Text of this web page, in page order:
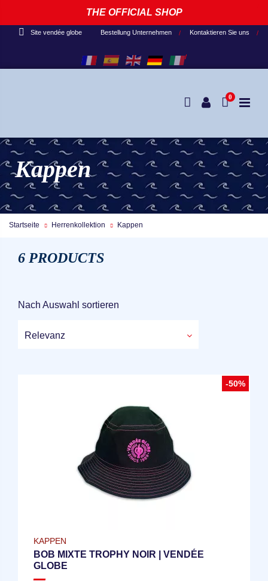
THE OFFICIAL SHOP
Site vendée globe Bestellung Unternehmen Kontaktieren Sie uns
0
Kappen
Startseite Herrenkollektion Kappen
6 PRODUCTS
Nach Auswahl sortieren
Relevanz
-50%
KAPPEN
BOB MIXTE TROPHY NOIR | VENDÉE
GLOBE